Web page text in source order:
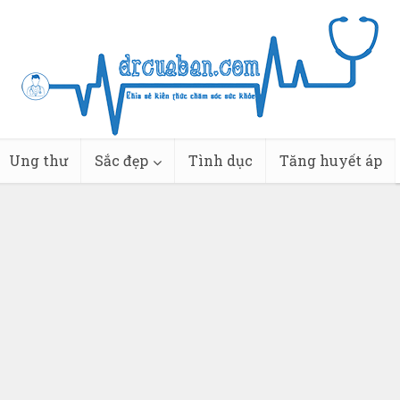
Ung thư Sắc đẹp Tình dục Tăng huyết áp